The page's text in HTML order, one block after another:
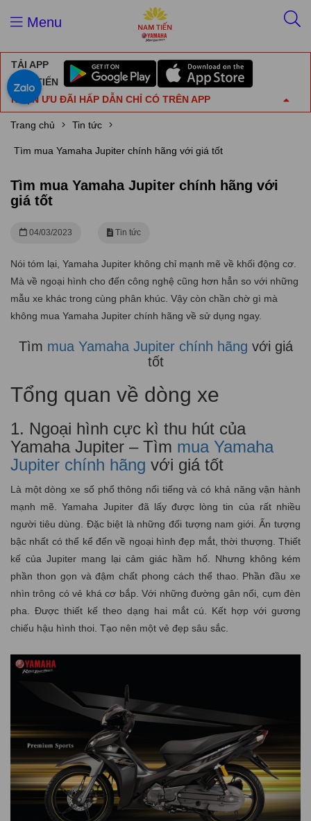
Menu
TẢI APP
NAM TIẾN
NHẬN ƯU ĐÃI HẤP DẪN CHỈ CÓ TRÊN APP
Trang chủ Tin tức
Tìm mua Yamaha Jupiter chính hãng với giá tốt
Tìm mua Yamaha Jupiter chính hãng với
giá tốt
04/03/2023 Tin tức
Nói tóm lại, Yamaha Jupiter không chỉ mạnh mẽ về khối động cơ.
Mà về ngoại hình cho đến công nghệ cũng hơn hẳn so với những
mẫu xe khác trong cùng phân khúc. Vậy còn chần chờ gì mà
không mua Yamaha Jupiter chính hãng về sử dụng ngay.
Tìm mua Yamaha Jupiter chính hãng với giá
tốt
Tổng quan về dòng xe
1. Ngoại hình cực kì thu hút của
Yamaha Jupiter – Tìm mua Yamaha
Jupiter chính hãng với giá tốt
Là một dòng xe số phổ thông nổi tiếng và có khả năng vận hành
mạnh mẽ. Yamaha Jupiter đã lấy được lòng tin của rất nhiều
người tiêu dùng. Đặc biệt là những đối tượng nam giới. Ấn tượng
bậc nhất có thể kể đến về ngoại hình đẹp mắt, thời thượng. Thiết
kế của Jupiter mang lại cảm giác hầm hố. Nhưng không kém
phần thon gọn và đậm chất phong cách thể thao. Phần đầu xe
nhìn trông có vẻ khá cơ bắp. Với những đường gân nổi, cụm đèn
pha. Được thiết kế theo dạng hai mắt cú. Kết hợp với gương
chiếu hậu hình thoi. Tạo nên một vẻ đẹp sâu sắc.